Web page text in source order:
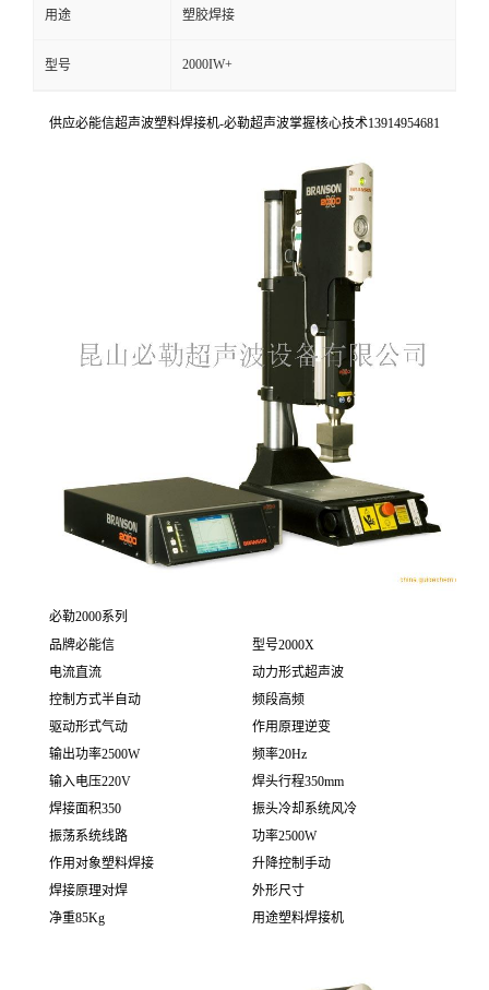
用途 塑胶焊接
型号 2000IW+
供应必能信超声波塑料焊接机-必勒超声波掌握核心技术13914954681
必勒2000系列
品牌必能信 型号2000X
电流直流 动力形式超声波
控制方式半自动 频段高频
驱动形式气动 作用原理逆变
输出功率2500W 频率20Hz
输入电压220V 焊头行程350mm
焊接面积350 振头冷却系统风冷
振荡系统线路 功率2500W
作用对象塑料焊接 升降控制 手动
焊接原理对焊
外形尺寸
净重85Kg 用途塑料焊接机